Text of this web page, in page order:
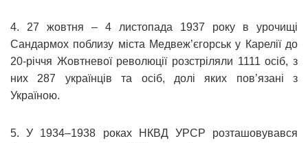
4. 27 жовтня – 4 листопада 1937 року в урочищі
Сандармох поблизу міста Медвеж’єгорськ у Карелії до
20-річчя Жовтневої революції розстріляли 1111 осіб, з
них 287 українців та осіб, долі яких пов’язані з
Україною.
5. У 1934–1938 роках НКВД УРСР розташовувався